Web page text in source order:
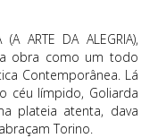
ARTE DA ALEGRIA),
obra como um todo
Contemporânea. Lá
céu límpido, Goliarda
plateia atenta, dava
Torino.